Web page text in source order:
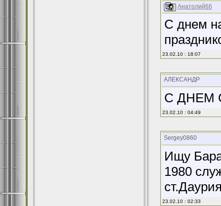
Анатолий66
C днем
23.02.10 : 18:07
АЛЕКСАНДР
С ДНЕМ
23.02.10 : 04:49
Sergey0860
Ищу
1980
23.02.10 : 02:33